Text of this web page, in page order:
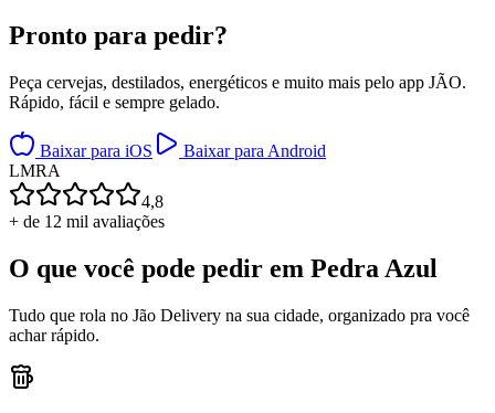
Pronto para pedir?
Peça cervejas, destilados, energéticos e muito mais pelo app JÃO.
Rápido, fácil e sempre gelado.
Baixar para iOS
Baixar para Android
LMRA
4,8
+ de 12 mil avaliações
O que você pode pedir em Pedra Azul
Tudo que rola no Jão Delivery na sua cidade, organizado pra você
achar rápido.